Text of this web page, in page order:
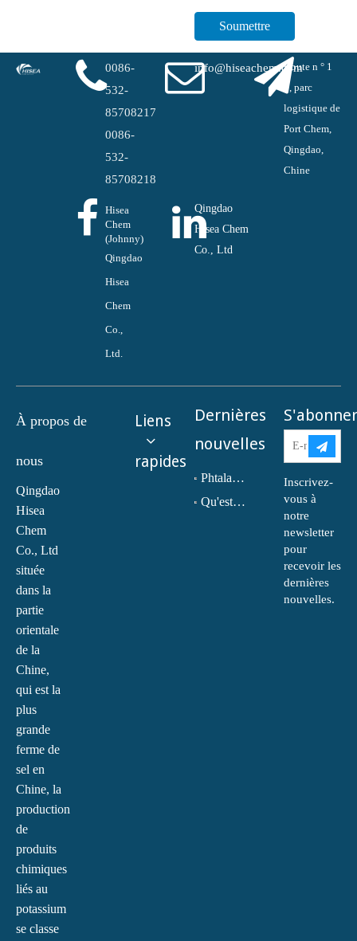
Soumettre
0086-
532-
85708217
0086-
532-
85708218
info@hiseachem.comRoute n ° 1
#, parc
logistique de
Port Chem,
Qingdao,
Chine
Hisea
Chem
(Johnny)
Qingdao
Hisea
Chem
Co.,
Ltd.
Qingdao
Hisea Chem
Co., Ltd
À propos de
nous
Qingdao
Hisea
Chem
Co., Ltd
située
dans la
partie
orientale
de la
Chine,
qui est la
plus
grande
ferme de
sel en
Chine, la
production
de
produits
chimiques
liés au
potassium
se classe
Liens
rapides
Dernières
nouvelles
Phtalate de dioctyle (DOP) N° CAS : 117-81-7
Qu'est-ce que la monoéthanolamine (MEA) ?
S'abonner
Inscrivez-
vous à
notre
newsletter
pour
recevoir les
dernières
nouvelles.